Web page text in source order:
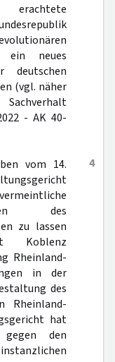
ein neues
deutschen
(vgl. näher
- AK 40-
4
vom 14.
des
zu lassen
Koblenz
Rheinland-
in der
des
Rheinland-
hat
den